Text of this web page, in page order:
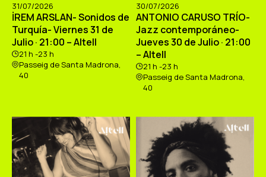
31/07/2026
İREM ARSLAN- Sonidos de
Turquía- Viernes 31 de
Julio · 21:00 – Altell
21 h -23 h
Passeig de Santa Madrona,
40
30/07/2026
ANTONIO CARUSO TRÍO-
Jazz contemporáneo-
Jueves 30 de Julio · 21:00
– Altell
21 h -23 h
Passeig de Santa Madrona,
40